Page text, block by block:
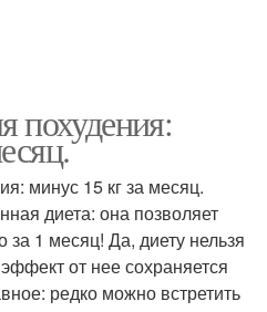
похудения:
минус 15 кг за месяц.
диета: она позволяет
за 1 месяц! Да, диету нельзя
от нее сохраняется
редко можно встретить